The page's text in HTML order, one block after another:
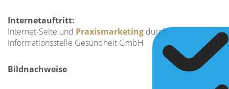
Internetauftritt:
Internet-Seite und Praxismarketing durch
Informationsstelle Gesundheit GmbH
Bildnachweise